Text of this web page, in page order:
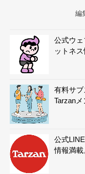
編
公式ウェ
ットネ
有料サ
Tarzan
公式
情報満